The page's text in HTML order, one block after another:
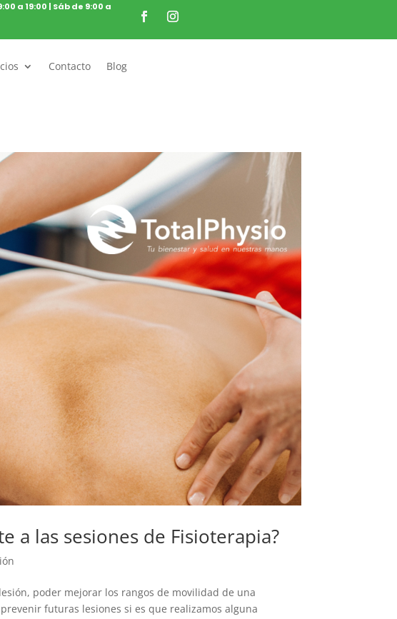
a 19:00 | Sáb de 9:00 a
Contacto Blog
a las sesiones de Fisioterapia?
poder mejorar los rangos de movilidad de una
futuras lesiones si es que realizamos alguna